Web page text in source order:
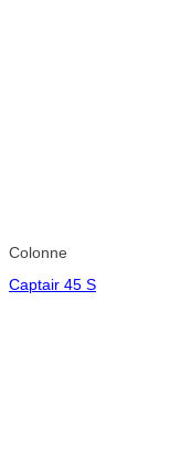
Colonne
Captair 45 S